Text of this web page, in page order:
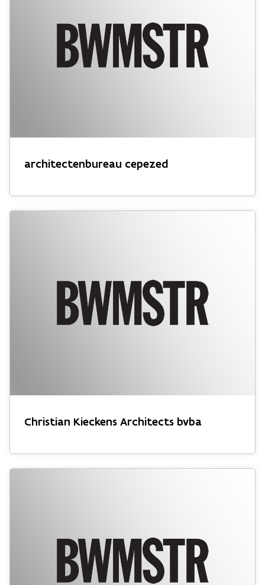
architectenbureau cepezed
Christian Kieckens Architects bvba